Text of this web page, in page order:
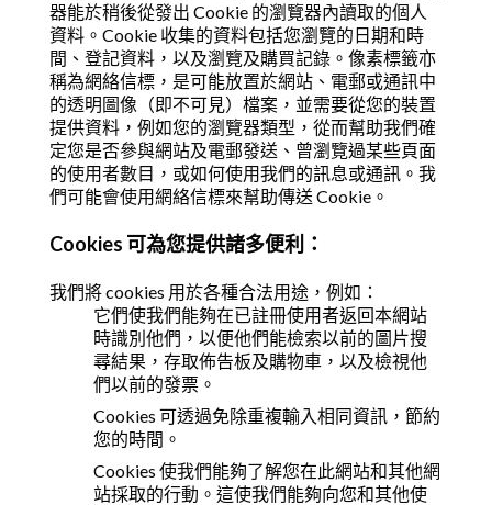
器能於稍後從發出 Cookie 的瀏覽器內讀取的個人
資料。Cookie 收集的資料包括您瀏覽的日期和時
間、登記資料，以及瀏覽及購買記錄。像素標籤亦
稱為網絡信標，是可能放置於網站、電郵或通訊中
的透明圖像（即不可見）檔案，並需要從您的裝置
提供資料，例如您的瀏覽器類型，從而幫助我們確
定您是否參與網站及電郵發送、曾瀏覽過某些頁面
的使用者數目，或如何使用我們的訊息或通訊。我
們可能會使用網絡信標來幫助傳送 Cookie。
Cookies 可為您提供諸多便利：
我們將 cookies 用於各種合法用途，例如：
它們使我們能夠在已註冊使用者返回本網站
時識別他們，以便他們能檢索以前的圖片搜
尋結果，存取佈告板及購物車，以及檢視他
們以前的發票。
Cookies 可透過免除重複輸入相同資訊，節約
您的時間。
Cookies 使我們能夠了解您在此網站和其他網
站採取的行動。這使我們能夠向您和其他使